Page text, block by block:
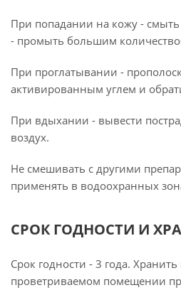
При попадании на кожу -
- промыть большим
При проглатывании -
активированным углем и
При вдыхании - вывести
воздух.
Не смешивать с другими
применять в водоохранных
СРОК ГОДНОСТИ И
Срок годности - 3 года. Хранить
проветриваемом помещении